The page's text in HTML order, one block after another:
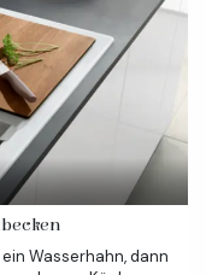
Wasserhahn, dann